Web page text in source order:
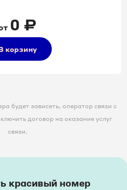
023-09-59
023-16-33
023-19-24
023-30-47
023-31-52
023-36-82
0 ₽
корзину
будет зависеть, оператор связи с
договор на оказание услуг
связи.
красивый номер